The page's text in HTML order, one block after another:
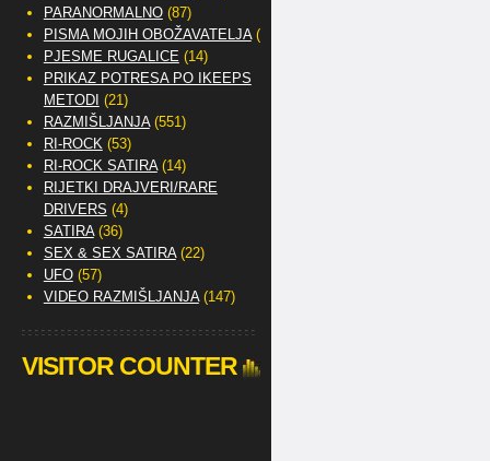
PARANORMALNO(87)
PISMA MOJIH OBOŽAVATELJA(2)
PJESME RUGALICE (14)
PRIKAZ POTRESA PO IKEEPS
METODI (21)
RAZMIŠLJANJA(551)
RI-ROCK(53)
RI-ROCK SATIRA(14)
RIJETKI DRAJVERI/RARE
DRIVERS (4)
SATIRA(36)
SEX & SEX SATIRA(22)
UFO(57)
VIDEO RAZMIŠLJANJA(147)
VISITOR COUNTER